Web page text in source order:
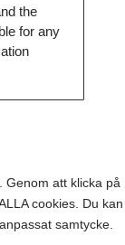
the
for any
Genom att klicka på
cookies. Du kan
samtycke.